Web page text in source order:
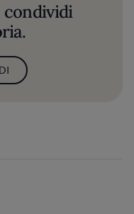
condividi